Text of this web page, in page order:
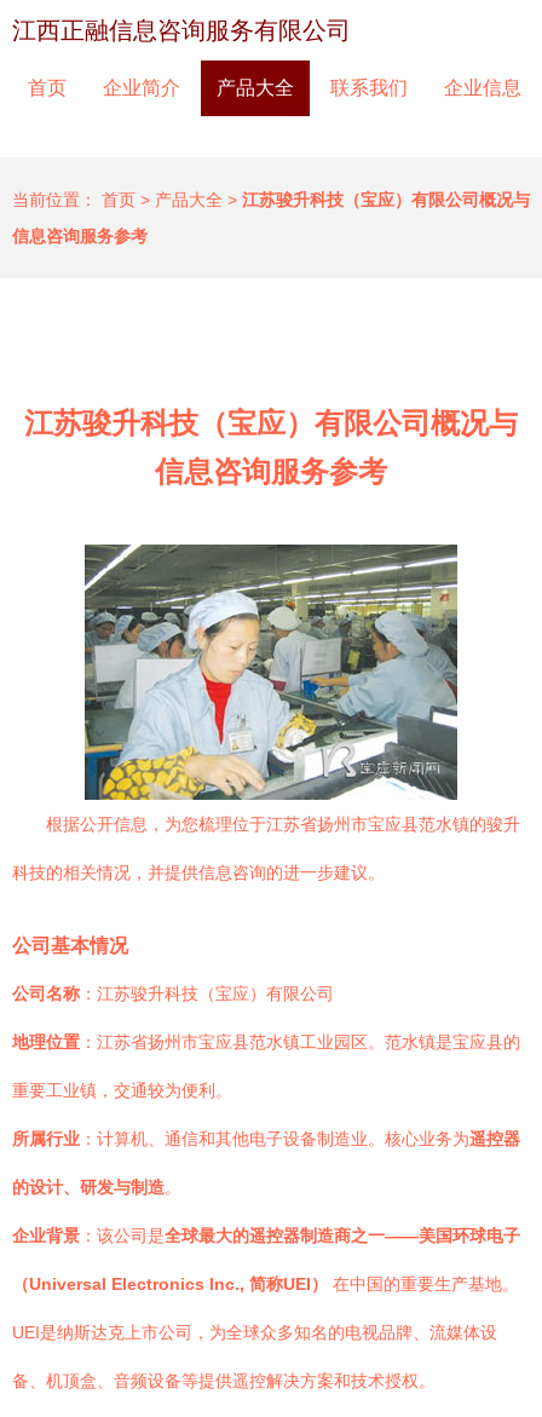
江西正融信息咨询服务有限公司
首页 企业简介 产品大全 联系我们 企业信息
当前位置： 首页 > 产品大全 > 江苏骏升科技（宝应）有限公司概况与
信息咨询服务参考
江苏骏升科技（宝应）有限公司概况与
信息咨询服务参考
根据公开信息，为您梳理位于江苏省扬州市宝应县范水镇的骏升
科技的相关情况，并提供信息咨询的进一步建议。
公司基本情况
公司名称 ：江苏骏升科技（宝应）有限公司
地理位置 ：江苏省扬州市宝应县范水镇工业园区。范水镇是宝应县的
重要工业镇，交通较为便利。
所属行业 ：计算机、通信和其他电子设备制造业。核心业务为遥控器
的设计、研发与制造。
企业背景 ：该公司是全球最大的遥控器制造商之一——美国环球电子
（Universal Electronics Inc., 简称UEI） 在中国的重要生产基地。
UEI是纳斯达克上市公司，为全球众多知名的电视品牌、流媒体设
备、机顶盒、音频设备等提供遥控解决方案和技术授权。